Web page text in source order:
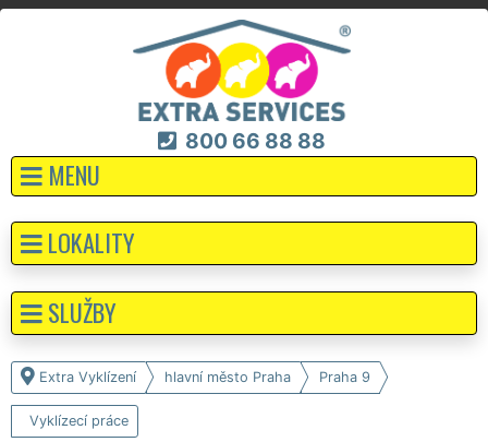
800 66 88 88
MENU
Extra Vyklízení hlavní město Praha Praha 9
Vyklízecí práce
LOKALITY
SLUŽBY